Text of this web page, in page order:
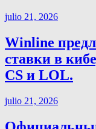
julio 21, 2026
Winline
ставки в
CS и LOL.
julio 21, 2026